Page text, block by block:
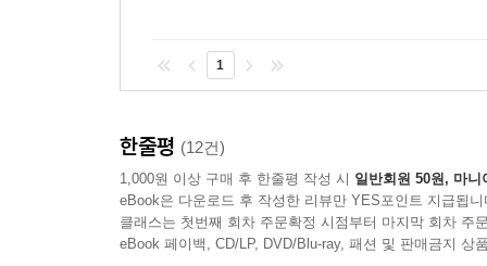
1
한줄평 (12건)
1,000원 이상 구매 후 한줄평 작성 시 일반회원 50원, 마니
eBook은 다운로드 후 작성한 리뷰만 YES포인트 지급됩니
클래스는 첫번째 회차 주문확정 시점부터 마지막 회차 주
eBook 페이백, CD/LP, DVD/Blu-ray, 패션 및 판매금지 상